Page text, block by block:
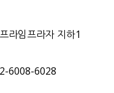
라임프라자 지하1
6008-6028